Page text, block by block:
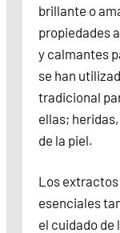
brillante o
propiedades
y calmantes
se han
tradicional
ellas;
de la piel.
Los
esenciales
el cuidado de